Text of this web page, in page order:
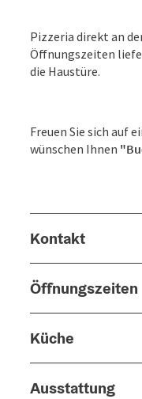
Pizzeria direkt an
Öffnungszeiten
die Haustüre.
Freuen Sie sich auf
wünschen Ihnen
Kontakt
Öffnungszeiten
Küche
Ausstattung